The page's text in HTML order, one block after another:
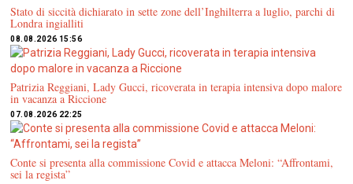
Stato di siccità dichiarato in sette zone dell’Inghilterra a luglio, parchi di
Londra ingialliti
08.08.2026 15:56
Patrizia Reggiani, Lady Gucci, ricoverata in terapia intensiva dopo malore
in vacanza a Riccione
07.08.2026 22:25
Conte si presenta alla commissione Covid e attacca Meloni: “Affrontami,
sei la regista”